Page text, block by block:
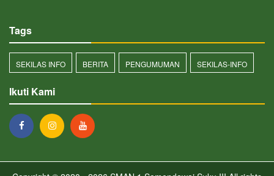
Tags
SEKILAS INFO BERITA PENGUMUMAN SEKILAS-INFO
Ikuti Kami